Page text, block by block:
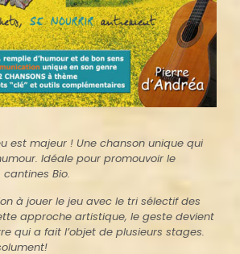
est majeur ! Une chanson unique qui
Idéale pour promouvoir le
Bio.
à jouer le jeu avec le tri sélectif des
approche artistique, le geste devient
qui a fait l’objet de plusieurs stages.